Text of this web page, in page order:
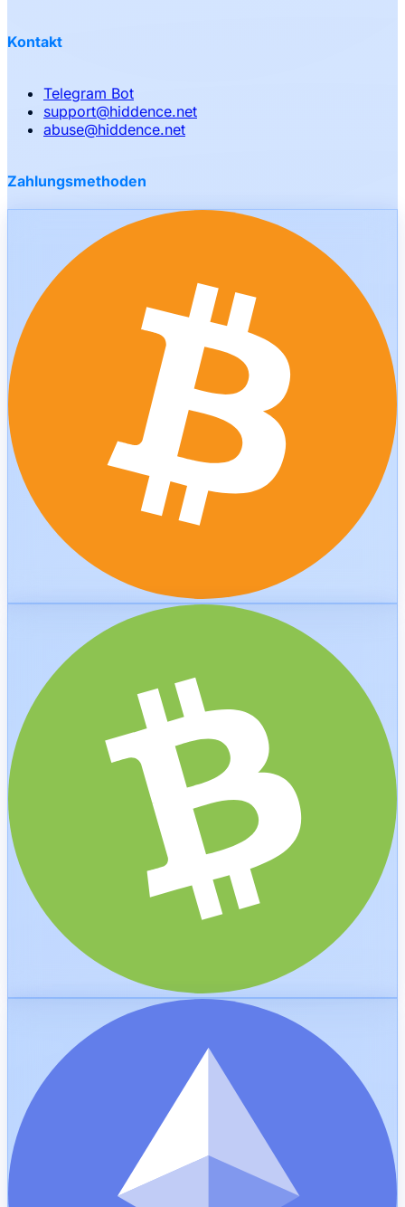
Kontakt
Telegram Bot
support@hiddence.net
abuse@hiddence.net
Zahlungsmethoden